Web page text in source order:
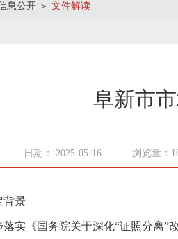
息公开 ＞ 文件解读
阜新市
日期： 2025-05-16 浏览量：
景
《国务院关于深化“证照分离”改